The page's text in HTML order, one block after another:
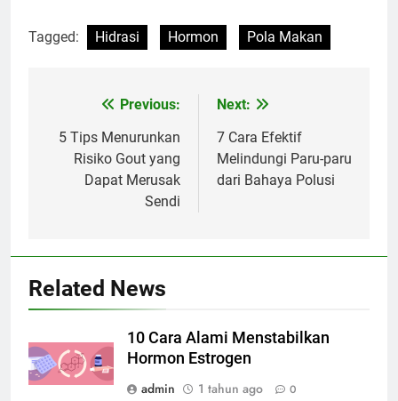
Tagged: Hidrasi Hormon Pola Makan
Navigasi
pos
Previous:
5 Tips Menurunkan
Risiko Gout yang
Dapat Merusak
Sendi
Next:
7 Cara Efektif
Melindungi Paru-paru
dari Bahaya Polusi
Related News
10 Cara Alami Menstabilkan
Hormon Estrogen
admin
1 tahun ago 0